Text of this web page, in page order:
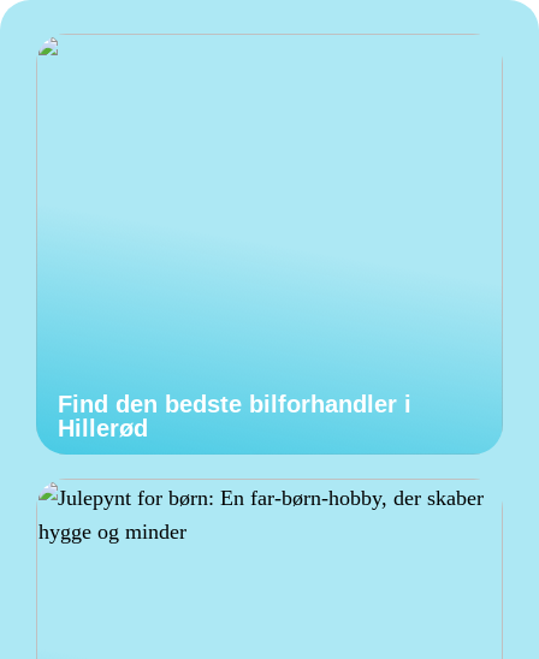
Find den bedste bilforhandler i
Hillerød